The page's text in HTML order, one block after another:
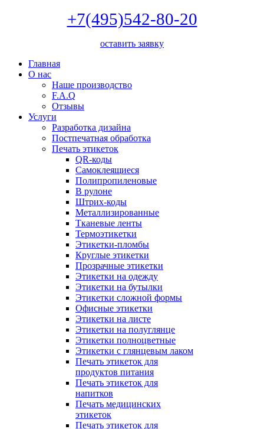
+7(495)542-80-20
оставить заявку
Главная
О нас
Наше производство
F.A.Q
Отзывы
Услуги
Разработка дизайна
Постпечатная обработка
Печать этикеток
QR-коды
Самоклеящиеся
Полипропиленовые
В рулоне
Штрих-коды
Металлизированные
Тканевые ленты
Термоэтикетки
Этикетки-пломбы
Круглые этикетки
Прозрачные этикетки
Этикетки на одежду
Этикетки на бутылки
Этикетки сложной формы
Офисные этикетки
Этикетки на листе
Этикетки на полуглянце
Этикетки полноцветные
Этикетки с глянцевым лаком
Печать этикеток для
продуктов питания
Печать этикеток для
напитков
Печать медицинских
этикеток
Печать этикеток для